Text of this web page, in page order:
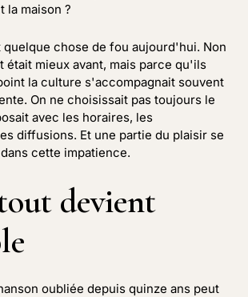
la maison ?
quelque chose de fou aujourd'hui. Non
était mieux avant, mais parce qu'ils
la culture s'accompagnait souvent
On ne choisissait pas toujours le
avec les horaires, les
diffusions. Et une partie du plaisir se
cette impatience.
devient
oubliée depuis quinze ans peut